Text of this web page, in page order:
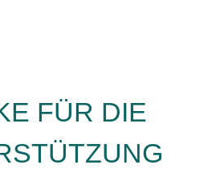
FÜR DIE